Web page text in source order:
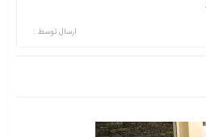
ارسال توسط :